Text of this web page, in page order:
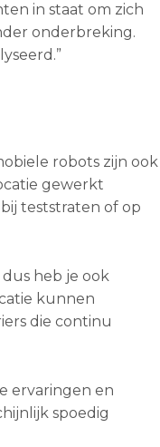
in staat om zich
onderbreking.
robots zijn ook
gewerkt
teststraten of op
heb je ook
kunnen
die continu
ervaringen en
spoedig